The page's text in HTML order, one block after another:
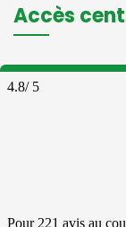
Accès